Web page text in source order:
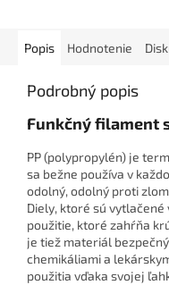
Popis Hodnotenie
Podrobný popis
Funkčný filament
PP (polypropylén) je
sa bežne používa v
odolný, odolný proti
Diely, ktoré sú vytlačené
použitie, ktoré zahŕňa
je tiež materiál
chemikáliami a
použitia vďaka svojej